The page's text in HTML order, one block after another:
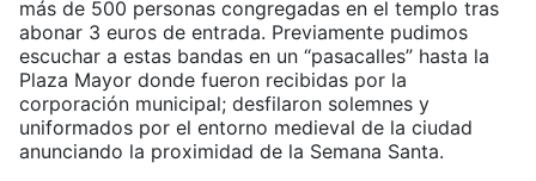
más de 500 personas congregadas en el templo tras
abonar 3 euros de entrada. Previamente pudimos
escuchar a estas bandas en un “pasacalles” hasta la
Plaza Mayor donde fueron recibidas por la
corporación municipal; desfilaron solemnes y
uniformados por el entorno medieval de la ciudad
anunciando la proximidad de la Semana Santa.